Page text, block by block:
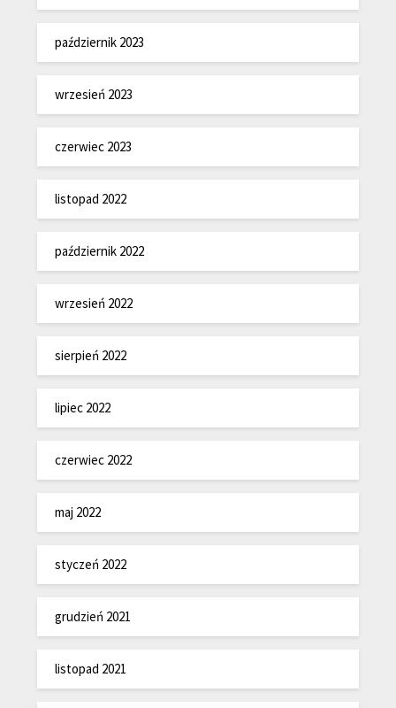
październik 2023
wrzesień 2023
czerwiec 2023
listopad 2022
październik 2022
wrzesień 2022
sierpień 2022
lipiec 2022
czerwiec 2022
maj 2022
styczeń 2022
grudzień 2021
listopad 2021